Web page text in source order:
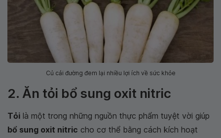
Củ cải đường đem lại nhiều lợi ích về sức khỏe
2. Ăn tỏi bổ sung oxit nitric
Tỏi là một trong những nguồn thực phẩm tuyệt vời giúp
bổ sung oxit nitric cho cơ thể bằng cách kích hoạt